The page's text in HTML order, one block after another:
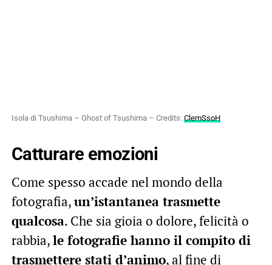
Isola di Tsushima – Ghost of Tsushima – Credits: ClemSsoH
Catturare emozioni
Come spesso accade nel mondo della
fotografia,un’istantanea trasmette
qualcosa. Che sia gioia o dolore, felicità o
rabbia,le fotografie hanno il compito di
trasmettere stati d’animo, al fine di